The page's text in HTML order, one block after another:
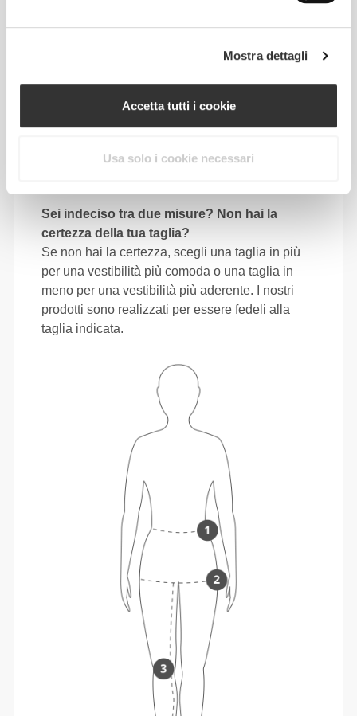
Mostra dettagli
Accetta tutti i cookie
Usa solo i cookie necessari
77.5
98 - 106
78
3/4
80 - 88
31"1/2 - 34"5/8
106 - 116
41"
3/4 - 45"3/4
34"5/8- 37" 3/4
45"3/4- 49"5/8
Sei indeciso tra due misure? Non hai la
certezza della tua taglia?
Se non hai la certezza, scegli una taglia in più
per una vestibilità più comoda o una taglia in
meno per una vestibilità più aderente. I nostri
prodotti sono realizzati per essere fedeli alla
taglia indicata.